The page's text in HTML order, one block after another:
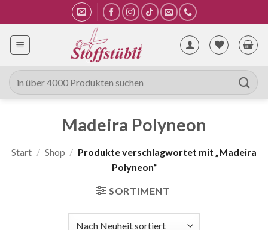
Inhalt
springen
Suche
nach:
Madeira Polyneon
Start / Shop / Produkte verschlagwortet mit „Madeira
Polyneon“
SORTIMENT